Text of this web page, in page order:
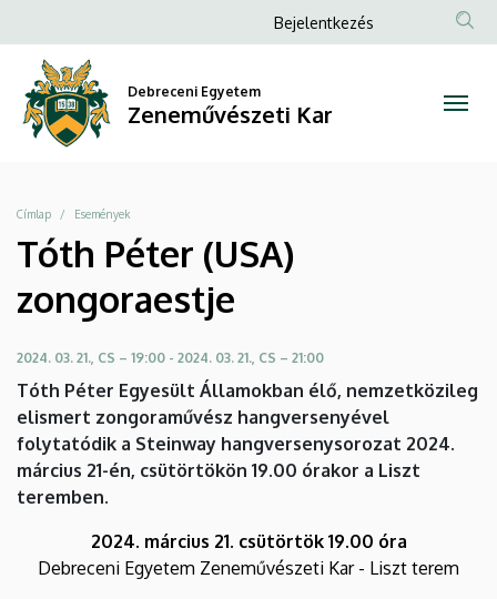
Péter
(USA)
zongoraestje
Zeneművészeti
Kar
a
tartalomra
Anonim
menüje
Bejelentkezés
Debreceni Egyetem
Zeneművészeti Kar
Morzsa
Címlap Események
Tóth Péter (USA)
zongoraestje
2024. 03. 21., CS – 19:00 - 2024. 03. 21., CS – 21:00
Tóth Péter Egyesült Államokban élő, nemzetközileg
elismert zongoraművész hangversenyével
folytatódik a Steinway hangversenysorozat 2024.
március 21-én, csütörtökön 19.00 órakor a Liszt
teremben.
2024. március 21. csütörtök 19.00 óra
Debreceni Egyetem Zeneművészeti Kar - Liszt terem